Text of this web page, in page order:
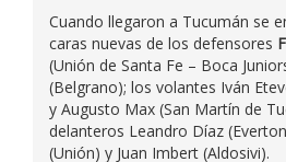
Cuando llegaron a Tucumán se
caras nuevas de los defensores
(Unión de Santa Fe – Boca
(Belgrano); los volantes Iván
y Augusto Max (San Martín de
delanteros Leandro Díaz
(Unión) y Juan Imbert (Aldosivi).